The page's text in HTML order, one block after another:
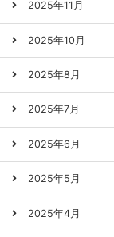
2025年11月
2025年10月
2025年8月
2025年7月
2025年6月
2025年5月
2025年4月